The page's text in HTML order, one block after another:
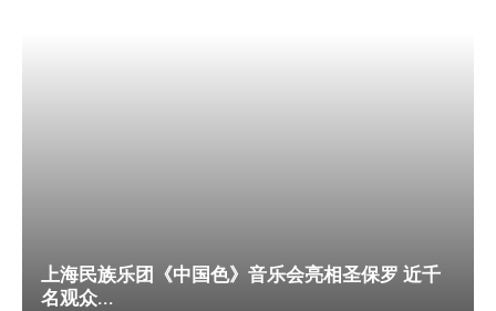
上海民族乐团《中国色》音乐会亮相圣保罗 近千
名观众...